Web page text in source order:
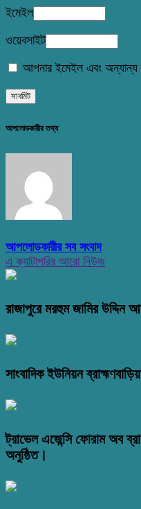
ইমেইল
ওয়েবসাইট
আপনার ইমেইল এবং
আপলোডকারীর তথ্য
আপলোডকারীর সব সংবাদ
এ ক্যাটাগরির আরো নিউজ
রাজাপুরে মরহুম জামির উদ্দিন
সাংবাদিক ইউনিয়ন
ট্রাভেল এজেন্সি ফোরাম অব
অনুষ্ঠিত।